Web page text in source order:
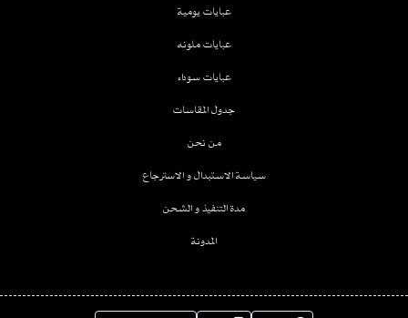
عبايات يومية
عبايات ملونه
عبايات سوداء
جدول المقاسات
من نحن
سياسة الاستبدال و الاسترجاع
مدة التنفيذ و الشحن
المدونة